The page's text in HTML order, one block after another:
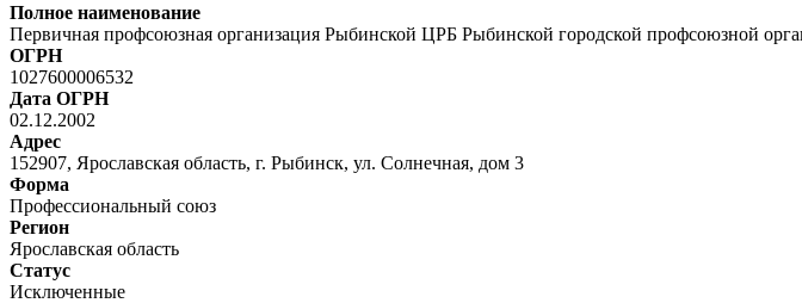
Полное наименование
Первичная профсоюзная организация Рыбинской ЦРБ Рыбинской городской профсоюзной
ОГРН
1027600006532
Дата ОГРН
02.12.2002
Адрес
152907, Ярославская область, г. Рыбинск, ул. Солнечная, дом 3
Форма
Профессиональный союз
Регион
Ярославская область
Статус
Исключенные